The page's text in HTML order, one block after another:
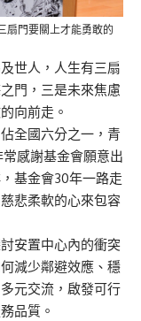
扇門要關上才能勇敢的
世人，人生有三扇
門，三是未來焦慮
向前走。
全國六分之一，青
感謝基金會願意出
基金會30年一路走
悲柔軟的心來包容
安置中心內的衝突
減少鄰避效應、穩
元交流，啟發可行
品質。